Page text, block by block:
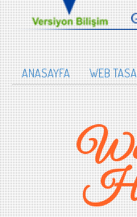
ANASAYFA WEB